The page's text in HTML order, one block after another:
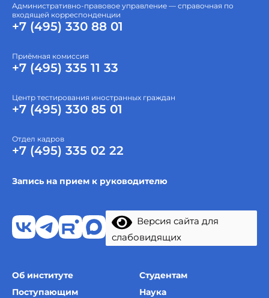
Административно-правовое управление — справочная по
входящей корреспонденции
+7 (495) 330 88 01
Приёмная комиссия
+7 (495) 335 11 33
Центр тестирования иностранных граждан
+7 (495) 330 85 01
Отдел кадров
+7 (495) 335 02 22
Запись на прием к руководителю
Версия сайта для
слабовидящих
Об институте
Студентам
Поступающим
Наука